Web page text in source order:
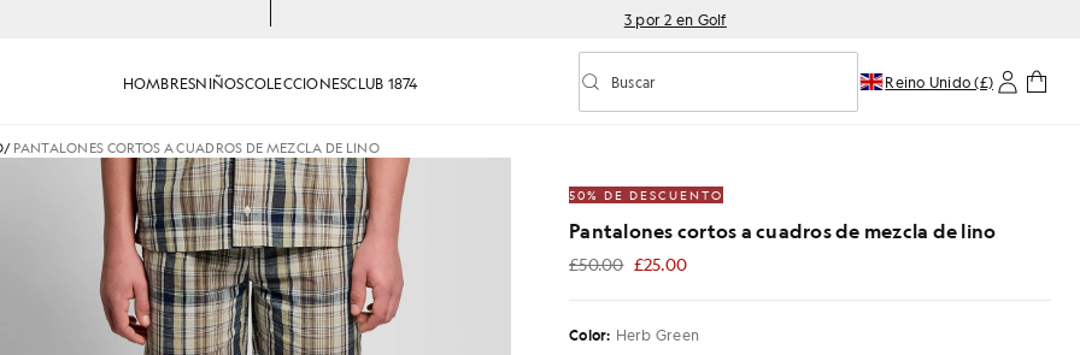
3 por 2 en Golf
HOMBRESNIÑOSCOLECCIONESCLUB 1874 Activar/desactivar la búsqueda predictiva
Buscar Reino Unido (£)
/ PANTALONES CORTOS A CUADROS DE MEZCLA DE LINO
cuadros de mezcla de lino en verde hierbaHombre con pantalones cortos a cuadros de mezcla de lino en verde hierba
50% DE DESCUENTO
Pantalones cortos a cuadros de mezcla de lino
£50.00 £25.00
£25.00
Color: Herb Green